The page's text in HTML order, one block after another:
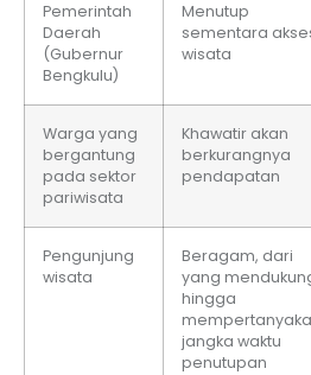
Pemerintah
Daerah
(Gubernur
Bengkulu)
Menutup
sementara
wisata
Warga yang
bergantung
pada sektor
pariwisata
Khawatir akan
berkurangnya
pendapatan
Pengunjung
wisata
Beragam, dari
yang
hingga
jangka waktu
penutupan